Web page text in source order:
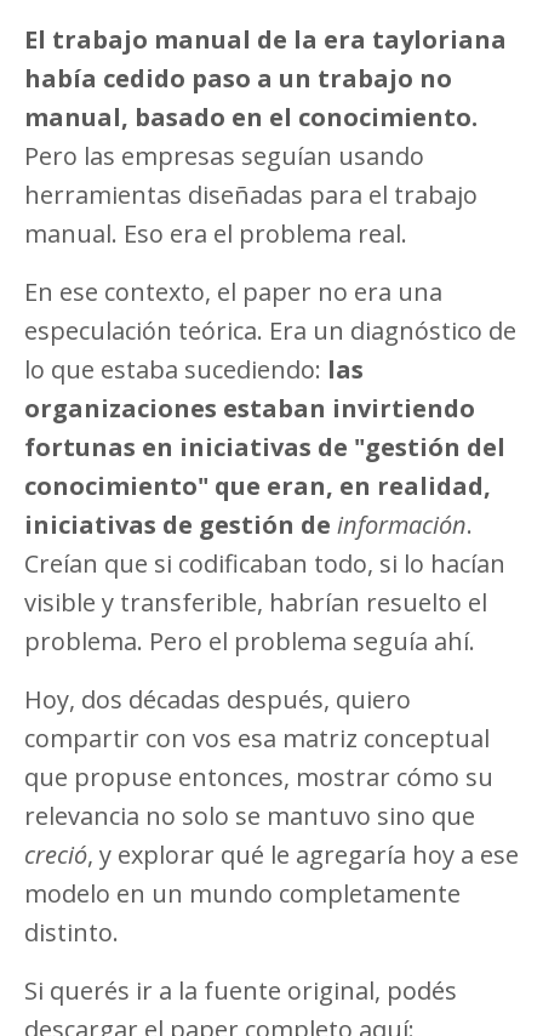
El trabajo manual de la era tayloriana
había cedido paso a un trabajo no
manual, basado en el conocimiento.
Pero las empresas seguían usando
herramientas diseñadas para el trabajo
manual. Eso era el problema real.
En ese contexto, el paper no era una
especulación teórica. Era un diagnóstico de
lo que estaba sucediendo: las
organizaciones estaban invirtiendo
fortunas en iniciativas de "gestión del
conocimiento" que eran, en realidad,
iniciativas de gestión de información.
Creían que si codificaban todo, si lo hacían
visible y transferible, habrían resuelto el
problema. Pero el problema seguía ahí.
Hoy, dos décadas después, quiero
compartir con vos esa matriz conceptual
que propuse entonces, mostrar cómo su
relevancia no solo se mantuvo sino que
creció, y explorar qué le agregaría hoy a ese
modelo en un mundo completamente
distinto.
Si querés ir a la fuente original, podés
descargar el paper completo aquí: